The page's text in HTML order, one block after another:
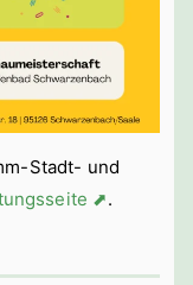
Stadt- und
⬈.